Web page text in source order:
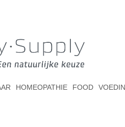
HOMEOPATHIE FOOD